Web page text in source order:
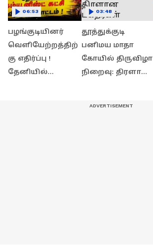
பழங்குடியினர்
வெளியேற்றத்திற்
கு எதிர்ப்பு !
தேனியில்
06:53
தூத்துக்குடி
பனிமய மாதா
கோயில் திருவிழா
நிறைவு: திரளான
03:48